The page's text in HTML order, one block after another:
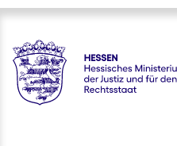
Hessen - Hessisches